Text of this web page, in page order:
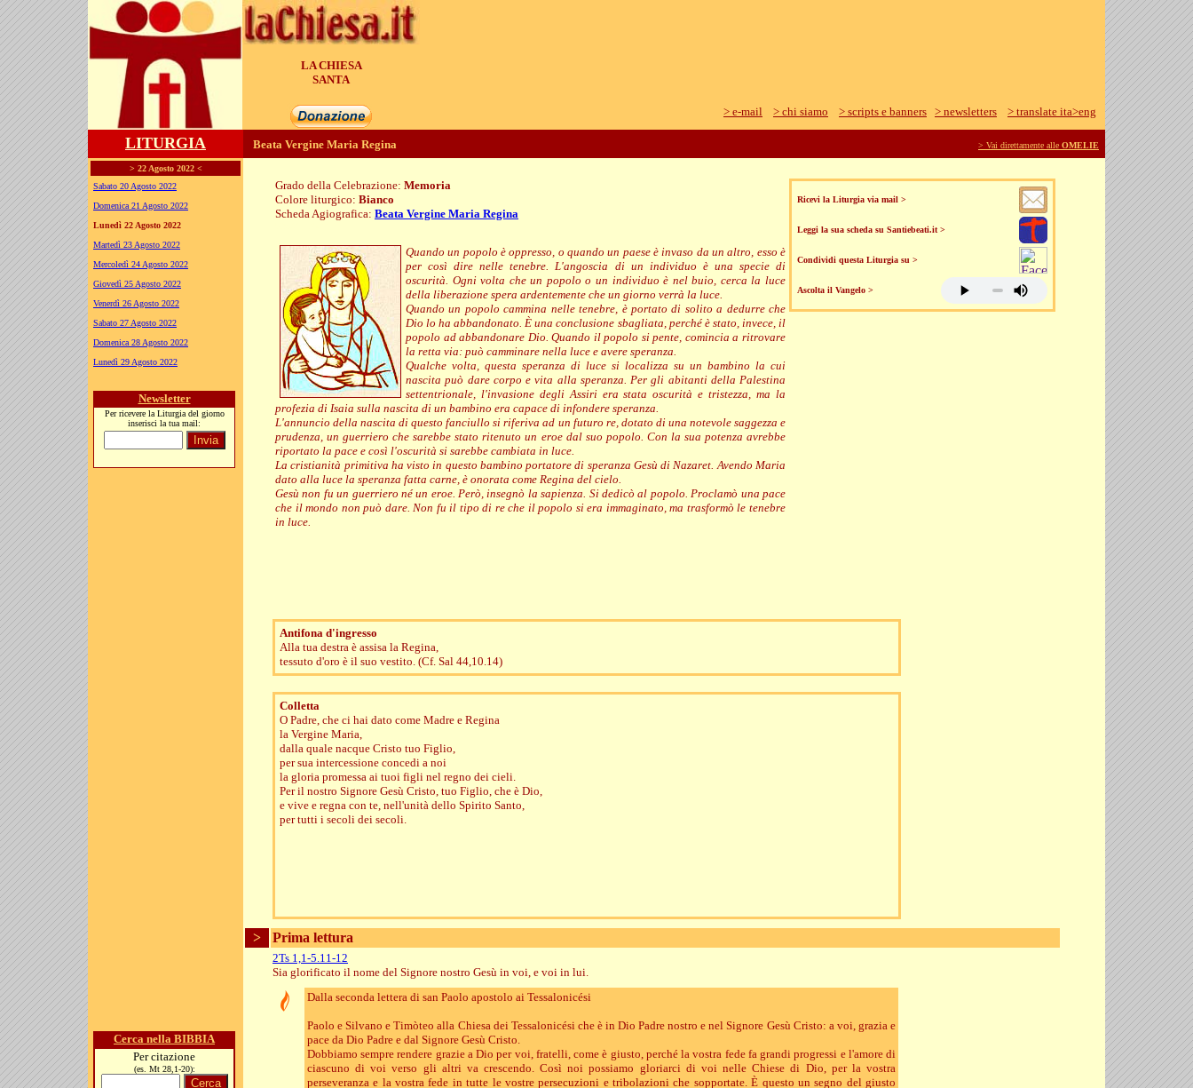
LA CHIESA
GENERA
> e-mail > chi siamo > scripts e banners > newsletters > translate ita>eng
LITURGIA
> 22 Agosto 2022 <
Sabato 20 Agosto 2022
Domenica 21 Agosto 2022
Lunedì 22 Agosto 2022
Martedì 23 Agosto 2022
Mercoledì 24 Agosto 2022
Giovedì 25 Agosto 2022
Venerdì 26 Agosto 2022
Sabato 27 Agosto 2022
Domenica 28 Agosto 2022
Lunedì 29 Agosto 2022
Newsletter
Per ricevere la Liturgia del giorno
inserisci la tua mail:
Cerca nella BIBBIA
Per citazione
(es. Mt 28,1-20):
Beata Vergine Maria Regina > Vai direttamente alle OMELIE
Grado della Celebrazione: Memoria
Colore liturgico: Bianco
Scheda Agiografica: Beata Vergine Maria Regina
Quando un popolo è oppresso, o quando un paese è invaso da un altro, esso è
per così dire nelle tenebre. L'angoscia di un individuo è una specie di
oscurità. Ogni volta che un popolo o un individuo è nel buio, cerca la luce
della liberazione spera ardentemente che un giorno verrà la luce.
Quando un popolo cammina nelle tenebre, è portato di solito a dedurre che
Dio lo ha abbandonato. È una conclusione sbagliata, perché è stato, invece, il
popolo ad abbandonare Dio. Quando il popolo si pente, comincia a ritrovare
la retta via: può camminare nella luce e avere speranza.
Qualche volta, questa speranza di luce si localizza su un bambino la cui
nascita può dare corpo e vita alla speranza. Per gli abitanti della Palestina
settentrionale, l'invasione degli Assiri era stata oscurità e tristezza, ma la
profezia di Isaia sulla nascita di un bambino era capace di infondere speranza.
L'annuncio della nascita di questo fanciullo si riferiva ad un futuro re, dotato di una notevole saggezza e
prudenza, un guerriero che sarebbe stato ritenuto un eroe dal suo popolo. Con la sua potenza avrebbe
riportato la pace e così l'oscurità si sarebbe cambiata in luce.
La cristianità primitiva ha visto in questo bambino portatore di speranza Gesù di Nazaret. Avendo Maria
dato alla luce la speranza fatta carne, è onorata come Regina del cielo.
Gesù non fu un guerriero né un eroe. Però, insegnò la sapienza. Si dedicò al popolo. Proclamò una pace
che il mondo non può dare. Non fu il tipo di re che il popolo si era immaginato, ma trasformò le tenebre
in luce.
Ricevi la Liturgia via mail >
Leggi la sua scheda su Santiebeati.it >
Condividi questa Liturgia su >
Ascolta il Vangelo >
Antifona d'ingresso
Alla tua destra è assisa la Regina,
tessuto d'oro è il suo vestito. (Cf. Sal 44,10.14)
Colletta
O Padre, che ci hai dato come Madre e Regina
la Vergine Maria,
dalla quale nacque Cristo tuo Figlio,
per sua intercessione concedi a noi
la gloria promessa ai tuoi figli nel regno dei cieli.
Per il nostro Signore Gesù Cristo, tuo Figlio, che è Dio,
e vive e regna con te, nell'unità dello Spirito Santo,
per tutti i secoli dei secoli.
> Prima lettura
2Ts 1,1-5.11-12
Sia glorificato il nome del Signore nostro Gesù in voi, e voi in lui.
Dalla seconda lettera di san Paolo apostolo ai Tessalonicési
Paolo e Silvano e Timòteo alla Chiesa dei Tessalonicési che è in Dio Padre nostro e nel Signore Gesù Cristo: a voi, grazia e
pace da Dio Padre e dal Signore Gesù Cristo.
Dobbiamo sempre rendere grazie a Dio per voi, fratelli, come è giusto, perché la vostra fede fa grandi progressi e l'amore di
ciascuno di voi verso gli altri va crescendo. Così noi possiamo gloriarci di voi nelle Chiese di Dio, per la vostra
perseveranza e la vostra fede in tutte le vostre persecuzioni e tribolazioni che sopportate. È questo un segno del giusto